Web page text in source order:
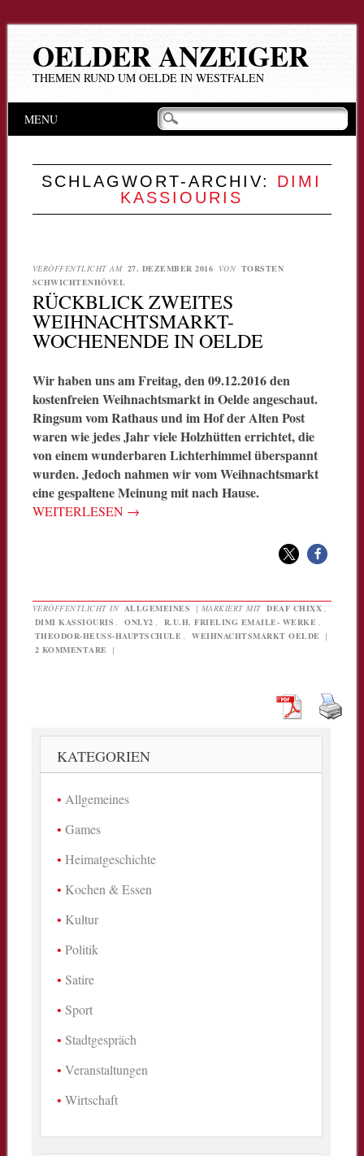
OELDER ANZEIGER
THEMEN RUND UM OELDE IN WESTFALEN
Hauptmenü
Inhalt
MENU
SCHLAGWORT-ARCHIV: DIMI
KASSIOURIS
VERÖFFENTLICHT AM 27. DEZEMBER 2016 VON TORSTEN
SCHWICHTENHÖVEL
RÜCKBLICK ZWEITES
WEIHNACHTSMARKT-
WOCHENENDE IN OELDE
Wir haben uns am Freitag, den 09.12.2016 den
kostenfreien Weihnachtsmarkt in Oelde angeschaut.
Ringsum vom Rathaus und im Hof der Alten Post
waren wie jedes Jahr viele Holzhütten errichtet, die
von einem wunderbaren Lichterhimmel überspannt
wurden. Jedoch nahmen wir vom Weihnachtsmarkt
eine gespaltene Meinung mit nach Hause.
WEITERLESEN →
VERÖFFENTLICHT IN ALLGEMEINES | MARKIERT MIT DEAF CHIXX
DIMI KASSIOURIS
ONLY2 R.U.H. FRIELING EMAILE- WERKE
THEODOR-HEUSS-HAUPTSCHULE
WEIHNACHTSMARKT OELDE |
2 KOMMENTARE |
KATEGORIEN
Allgemeines
Games
Heimatgeschichte
Kochen & Essen
Kultur
Politik
Satire
Sport
Stadtgespräch
Veranstaltungen
Wirtschaft